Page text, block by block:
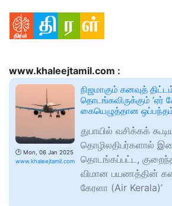
www.khaleejtamil.com :
🕑 Mon, 06 Jan 2025
www.khaleejtamil.com
நிஜமாகும் கனவுத்
தொடங்கவிருக்கும் ‘ஏர்
கையெழுத்தான
துபாயில் வசிக்கக்
தொழிலதிபர்களால்
தொடங்கப்பட்ட,
விமான பயணத்தின்
கேரளா (Air Kerala)’